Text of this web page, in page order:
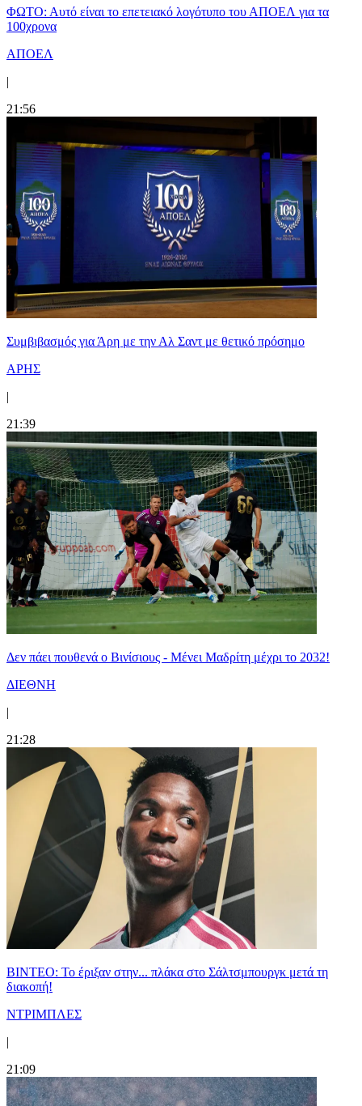
ΦΩΤΟ: Αυτό είναι το επετειακό λογότυπο του ΑΠΟΕΛ για τα
100χρονα
ΑΠΟΕΛ
|
21:56
Συμβιβασμός για Άρη με την Αλ Σαντ με θετικό πρόσημο
ΑΡΗΣ
|
21:39
Δεν πάει πουθενά ο Βινίσιους - Μένει Μαδρίτη μέχρι το 2032!
ΔΙΕΘΝΗ
|
21:28
ΒΙΝΤΕΟ: Το έριξαν στην... πλάκα στο Σάλτσμπουργκ μετά τη
διακοπή!
ΝΤΡΙΜΠΛΕΣ
|
21:09